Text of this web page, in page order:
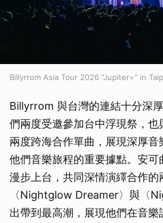
Billyrrom Asia Tour 2026 “Jupiter=” in
Billyrrom 與台灣的連結十分深
們兩度受邀參加台中浮現祭，
兩度跨海合作單曲，展現深厚
他們音樂旅程的重要據點。安
漫步上台，共同深情演繹合作的
〈Nightglow Dreamer〉與〈
出帶到最高潮，展現他們在音